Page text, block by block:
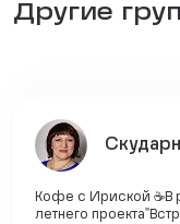
Другие
Кофе с Ириской ☕В
летнего